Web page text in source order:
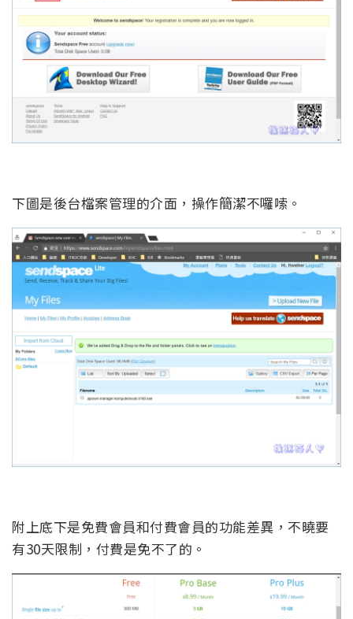
下圖是後台檔案管理的介面，操作簡潔不囉嗦。
附上底下是免費會員和付費會員的功能差異，不曉要
有30天限制，付費是免不了的。